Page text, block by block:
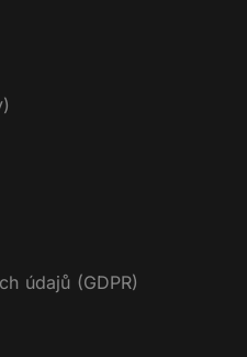
údajů (GDPR)